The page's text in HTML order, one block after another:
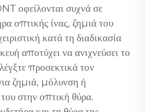
οφείλονται συχνά σε
οπτικής ίνας, ζημιά του
κατά τη διαδικασία
αποτύχει να ανιχνεύσει το
προσεκτικά τον
ζημιά, μόλυνση ή
στην οπτική θύρα.